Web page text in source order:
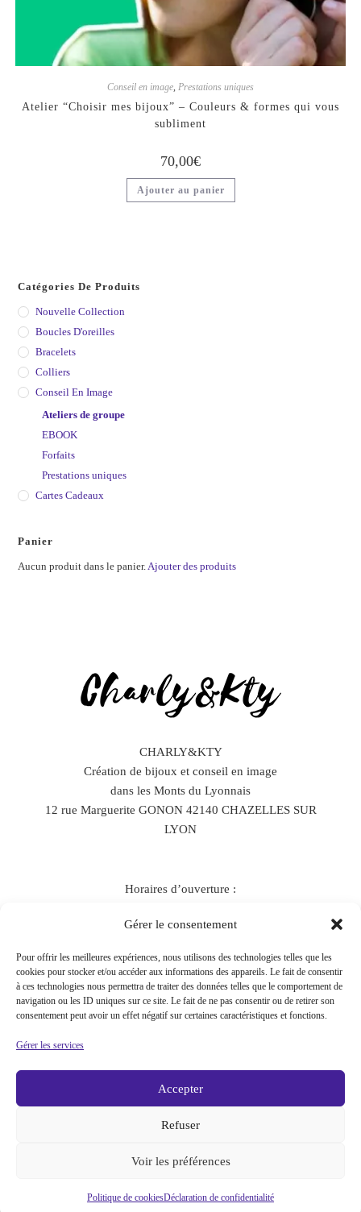
Gérer le consentement
Pour offrir les meilleures expériences, nous utilisons des technologies telles que les
cookies pour stocker et/ou accéder aux informations des appareils. Le fait de consentir
à ces technologies nous permettra de traiter des données telles que le comportement de
navigation ou les ID uniques sur ce site. Le fait de ne pas consentir ou de retirer son
consentement peut avoir un effet négatif sur certaines caractéristiques et fonctions.
Gérer les services
Accepter
Refuser
Voir les préférences
Politique de cookiesDéclaration de confidentialité
Conseil en image, Prestations uniques
Atelier “Choisir mes bijoux” – Couleurs & formes qui vous
subliment
70,00€
Ajouter au panier
Catégories De Produits
Nouvelle Collection
Boucles D'oreilles
Bracelets
Colliers
Conseil En Image
Ateliers de groupe
EBOOK
Forfaits
Prestations uniques
Cartes Cadeaux
Panier
Aucun produit dans le panier. Ajouter des produits
CHARLY&KTY
Création de bijoux et conseil en image
dans les Monts du Lyonnais
12 rue Marguerite GONON 42140 CHAZELLES SUR
LYON
Horaires d’ouverture :
Jeudi : 10H – 17h
Contactez-nous